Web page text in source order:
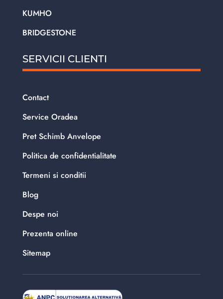
KUMHO
BRIDGESTONE
SERVICII CLIENTI
Contact
Service Oradea
Pret Schimb Anvelope
Politica de confidentialitate
Termeni si conditii
Blog
Despe noi
Prezenta online
Sitemap